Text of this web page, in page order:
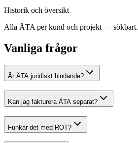
Historik och översikt
Alla ÄTA per kund och projekt — sökbart.
Vanliga frågor
Är ÄTA juridiskt bindande?
Kan jag fakturera ÄTA separat?
Funkar det med ROT?